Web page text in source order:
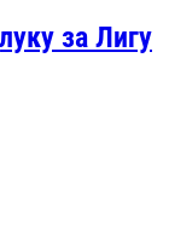
за Лигу